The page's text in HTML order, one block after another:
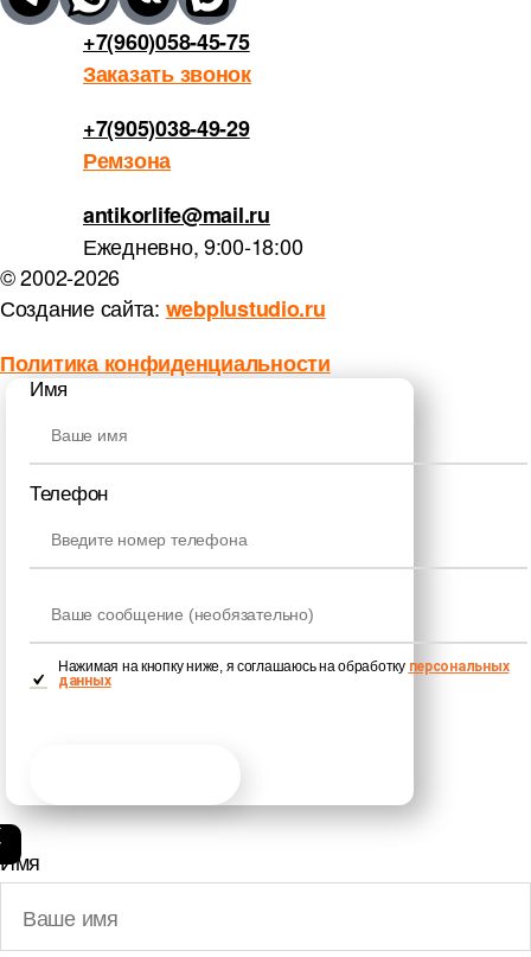
+7(960)058-45-75
Заказать звонок
+7(905)038-49-29
Ремзона
antikorlife@mail.ru
Ежедневно, 9:00-18:00
© 2002-2026
Создание сайта: webplustudio.ru
Политика конфиденциальности
Имя
Телефон
Нажимая на кнопку ниже, я cоглашаюсь на обработку персональных
данных
Имя